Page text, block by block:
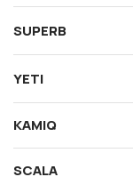
SUPERB
YETI
KAMIQ
SCALA